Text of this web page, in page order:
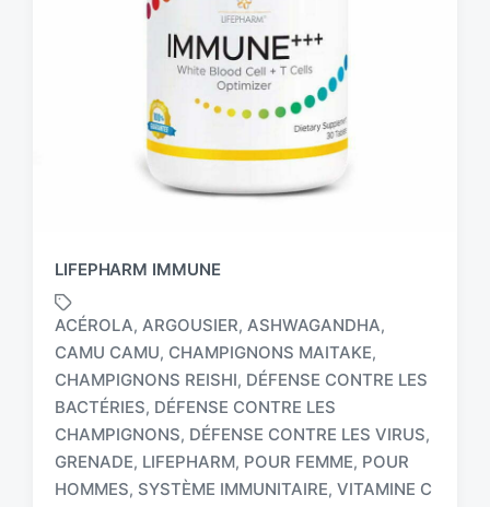
LIFEPHARM IMMUNE
T
a
g
e
ACÉROLA, ARGOUSIER, ASHWAGANDHA,
CAMU CAMU, CHAMPIGNONS MAITAKE,
CHAMPIGNONS REISHI, DÉFENSE CONTRE LES
BACTÉRIES, DÉFENSE CONTRE LES
CHAMPIGNONS, DÉFENSE CONTRE LES VIRUS,
GRENADE, LIFEPHARM, POUR FEMME, POUR
HOMMES, SYSTÈME IMMUNITAIRE, VITAMINE C